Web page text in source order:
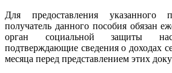
Для предоставления указанного
получатель данного пособия обязан
орган социальной защиты
подтверждающие сведения о доходах
месяца перед представлением этих